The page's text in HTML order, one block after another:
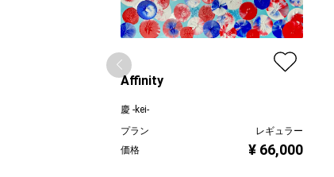
Affinity
慶 -kei-
プラン
レギュラー
価格
¥ 66,000